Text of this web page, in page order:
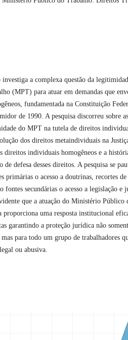
investiga a complexa questão da
(MPT) para atuar em demandas que
fundamentada na Constituição
de 1990. A pesquisa discorreu sobre
do MPT na tutela de direitos
dos direitos metaindividuais na
direitos individuais homogêneos e a
de defesa desses direitos. A pesquisa se
primárias o acesso a doutrinas, recortes
fontes secundárias o acesso a legislação
que a atuação do Ministério Público
uma resposta institucional
garantindo a proteção jurídica não
para todo um grupo de trabalhadores
ou abusiva.